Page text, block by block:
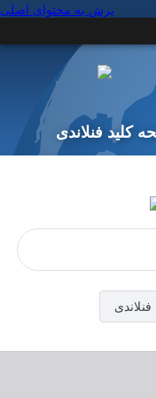
پرش به محتوای اصلی
کلید فنلاندی